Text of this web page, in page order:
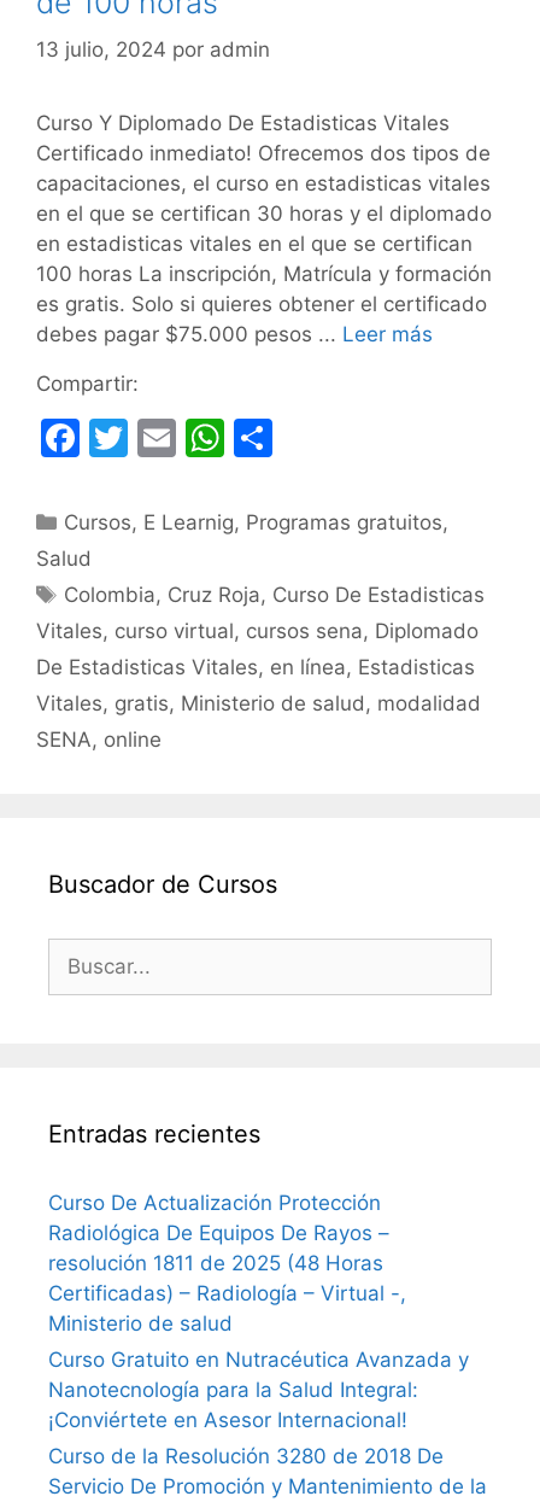
13 julio, 2024 por admin
Curso Y Diplomado De Estadisticas Vitales
Certificado inmediato! Ofrecemos dos tipos de
capacitaciones, el curso en estadisticas vitales
en el que se certifican 30 horas y el diplomado
en estadisticas vitales en el que se certifican
100 horas La inscripción, Matrícula y formación
es gratis. Solo si quieres obtener el certificado
debes pagar $75.000 pesos ... Leer más
Compartir:
F
c
e
b
o
o
k
T
itt
E
ai
W
at
A
p
p
m
ar
tir
Categorías
Cursos, E Learnig, Programas gratuitos,
Salud
Etiquetas
Colombia, Cruz Roja, Curso De Estadisticas
Vitales, curso virtual, cursos sena, Diplomado
De Estadisticas Vitales, en línea, Estadisticas
Vitales, gratis, Ministerio de salud , modalidad
SENA, online
Buscador de Cursos
Entradas recientes
Curso De Actualización Protección
Radiológica De Equipos De Rayos –
resolución 1811 de 2025 (48 Horas
Certificadas) – Radiología – Virtual -,
Ministerio de salud
Curso Gratuito en Nutracéutica Avanzada y
Nanotecnología para la Salud Integral:
¡Conviértete en Asesor Internacional!
Curso de la Resolución 3280 de 2018 De
Servicio De Promoción y Mantenimiento de la